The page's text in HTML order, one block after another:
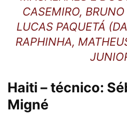
CASEMIRO,
LUCAS PAQUETÁ
RAPHINHA,
Haiti – técnico:
Migné